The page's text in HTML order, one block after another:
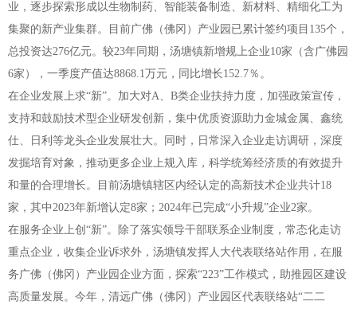
业，逐步探索形成以生物制药、智能装备制造、新材料、精细化工为
集聚的新产业集群。目前广佛（佛冈）产业园已累计签约项目135个，
总投资达276亿元。较23年同期，汤塘镇新增规上企业10家（含广佛园
6家），一季度产值达8868.1万元，同比增长152.7％。
在企业发展上求“新”。加大对A、B类企业扶持力度，加强政策宣传，
支持和鼓励技术型企业研发创新，集中优质资源助力金城金属、鑫统
仕、日利等龙头企业发展壮大。同时，日常深入企业走访调研，深度
发掘培育对象，推动更多企业上规入库，科学统筹经济质的有效提升
和量的合理增长。目前汤塘镇辖区内经认定的高新技术企业共计18
家，其中2023年新增认定8家；2024年已完成“小升规”企业2家。
在服务企业上创“新”。除了落实领导干部联系企业制度，常态化走访
重点企业，收集企业诉求外，汤塘镇发挥人大代表联络站作用，在服
务广佛（佛冈）产业园企业方面，探索“223”工作模式，助推园区建设
高质量发展。今年，清远广佛（佛冈）产业园区代表联络站“二二